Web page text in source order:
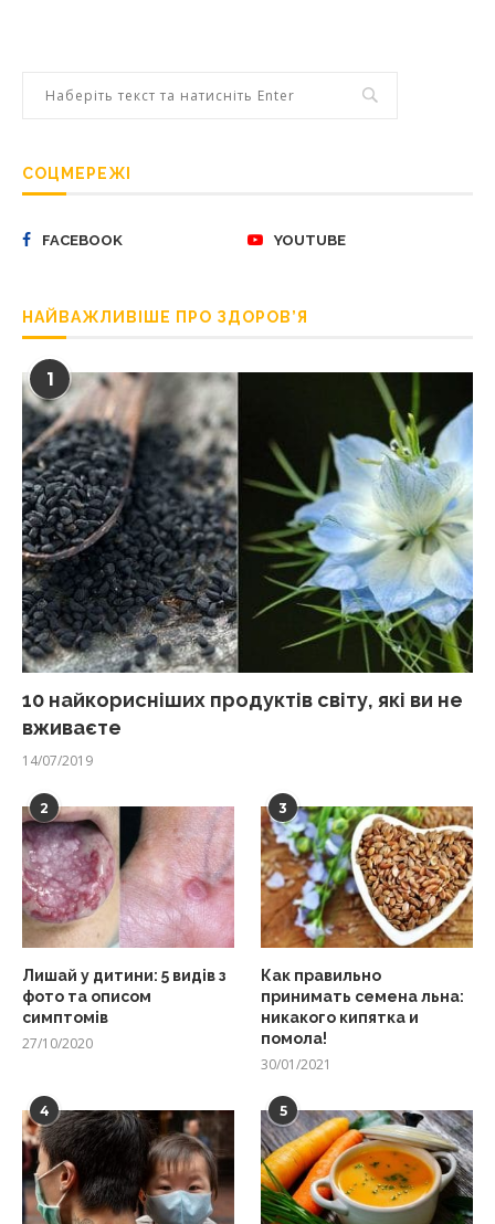
СОЦМЕРЕЖІ
FACEBOOK YOUTUBE
НАЙВАЖЛИВІШЕ ПРО ЗДОРОВ’Я
1
10 найкорисніших продуктів світу, які ви не
вживаєте
14/07/2019
2
Лишай у дитини: 5 видів з
фото та описом
симптомів
27/10/2020
3
Как правильно
принимать семена льна:
никакого кипятка и
помола!
30/01/2021
4 5